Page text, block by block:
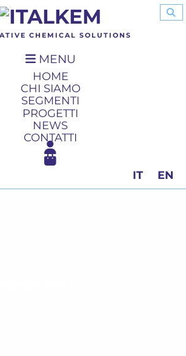
CHEMICAL SOLUTIONS
MENU
HOME
CHI SIAMO
SEGMENTI
PROGETTI
NEWS
CONTATTI
IT EN